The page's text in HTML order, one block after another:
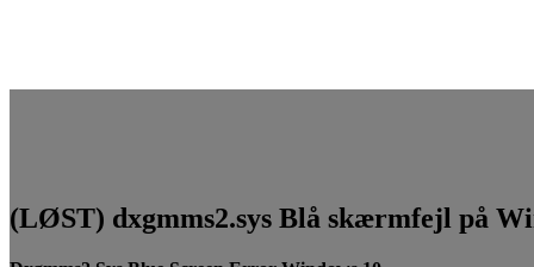
(LØST) dxgmms2.sys Blå skærmfejl på